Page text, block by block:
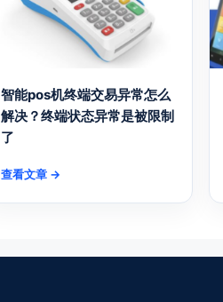
智能pos机终端交易异常怎么
解决？终端状态异常是被限制
了
查看文章 →